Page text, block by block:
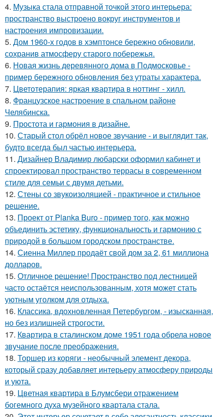
4. Музыка стала отправной точкой этого интерьера:
пространство выстроено вокруг инструментов и
настроения импровизации.
5. Дом 1960-х годов в хэмптонсе бережно обновили,
сохранив атмосферу старого побережья.
6. Новая жизнь деревянного дома в Подмосковье -
пример бережного обновления без утраты характера.
7. Цветотерапия: яркая квартира в ноттинг - хилл.
8. Французское настроение в спальном районе
Челябинска.
9. Простота и гармония в дизайне.
10. Старый стол обрёл новое звучание - и выглядит так,
будто всегда был частью интерьера.
11. Дизайнер Владимир любарски оформил кабинет и
спроектировал пространство террасы в современном
стиле для семьи с двумя детьми.
12. Стены со звукоизоляцией - практичное и стильное
решение.
13. Проект от Planka Buro - пример того, как можно
объединить эстетику, функциональность и гармонию с
природой в большом городском пространстве.
14. Сиенна Миллер продаёт свой дом за 2, 61 миллиона
долларов.
15. Отличное решение! Пространство под лестницей
часто остаётся неиспользованным, хотя может стать
уютным уголком для отдыха.
16. Классика, вдохновленная Петербургом, - изысканная,
но без излишней строгости.
17. Квартира в сталинском доме 1951 года обрела новое
звучание после преображения.
18. Торшер из коряги - необычный элемент декора,
который сразу добавляет интерьеру атмосферу природы
и уюта.
19. Цветная квартира в Блумсбери отражением
богемного духа музейного квартала стала.